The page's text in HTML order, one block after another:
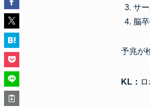
サ
脳
予兆が
KL：